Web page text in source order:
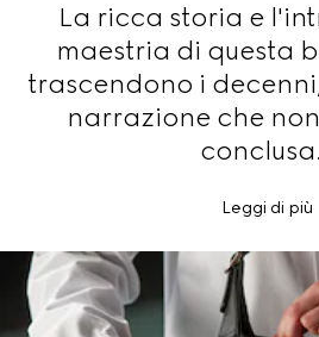
La ricca storia e
maestria di questa
trascendono i
narrazione che
conclusa.
Leggi di più